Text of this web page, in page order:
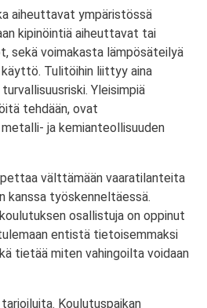
aiheuttavat ympäristössä
kipinöintiä aiheuttavat tai
sekä voimakasta lämpösäteilyä
Tulitöihin liittyy aina
Yleisimpiä
tehdään, ovat
ja kemianteollisuuden
välttämään vaaratilanteita
kanssa työskenneltäessä.
osallistuja on oppinut
entistä tietoisemmaksi
tietää miten vahingoilta voidaan
Koulutuspaikan